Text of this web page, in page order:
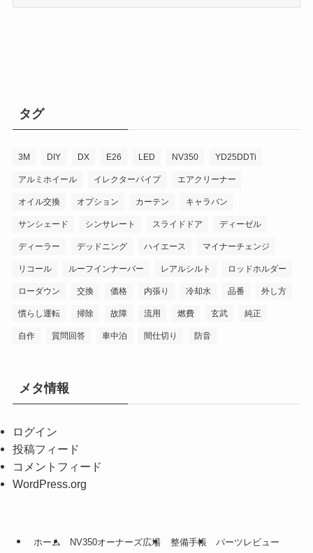
タグ
3M DIY DX E26 LED NV350 YD25DDTi
アルミホイール イレクターパイプ エアクリーナー
オイル交換 オプション カーテン キャラバン
サンシェード シンサレート スライドドア ディーゼル
ディーラー デッドニング ハイエース マイナーチェンジ
リコール ルーフインナーバー レアルシルト ロッドホルダー
ローダウン 交換 価格 内張り 冷却水 品番 外し方
慣らし運転 掃除 故障 流用 燃費 玄武 純正
自作 質問回答 車中泊 間仕切り 防音
メタ情報
ログイン
投稿フィード
コメントフィード
WordPress.org
ホーム NV350オーナーズ広場 整備手帳 パーツレビュー